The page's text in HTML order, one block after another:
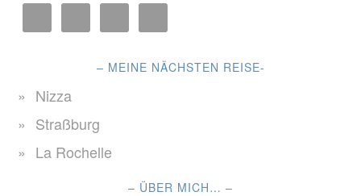
– MEINE NÄCHSTEN REISE-
Nizza
Straßburg
La Rochelle
– ÜBER MICH… –